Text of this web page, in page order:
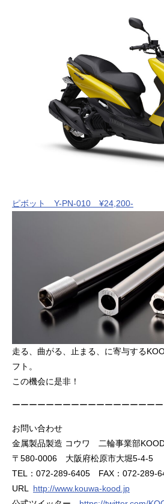
ピボット Y-PN-010 ¥24,200-
走る、曲がる、止まる、 に寄与する
フト。
この機会に是非！
ーーーーーーーーーーーーーーーーー
お問い合わせ
金属製品製造 コウワ 二輪事業部
〒580-0006 大阪府松原市大堀5-4-5
TEL：072-289-6405 FAX：072-289-
URL http://www.kouwa-kood.jp